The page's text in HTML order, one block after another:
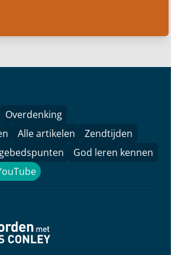
Overdenking
Alle artikelen
Zendtijden
God leren kennen
YouTube